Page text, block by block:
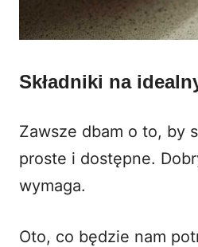
Składniki na
Zawsze dbam o to, by
proste i dostępne.
wymaga.
Oto, co będzie nam